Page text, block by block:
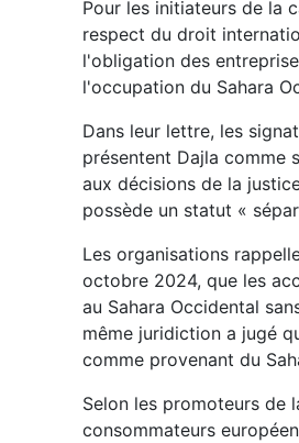
Pour les initiateurs de la
respect du droit
l'obligation des
l'occupation du Sahara
Dans leur lettre, les
présentent Dajla comme
aux décisions de la
possède un statut «
Les organisations
octobre 2024, que les
au Sahara Occidental
même juridiction a jugé
comme provenant du
Selon les promoteurs de
consommateurs